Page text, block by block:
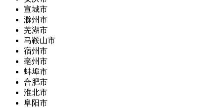
宣城市
滁州市
芜湖市
马鞍山市
宿州市
亳州市
蚌埠市
合肥市
淮北市
阜阳市